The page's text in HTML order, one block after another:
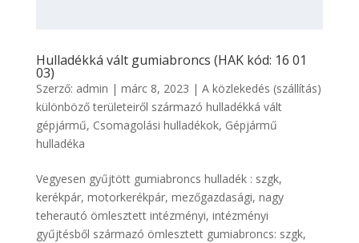
Hulladékká vált gumiabroncs (HAK kód: 16 01
03)
Szerző: admin | márc 8, 2023 | A közlekedés (szállítás)
különböző területeiről származó hulladékká vált
gépjármű, Csomagolási hulladékok, Gépjármű
hulladéka
Vegyesen gyűjtött gumiabroncs hulladék : szgk,
kerékpár, motorkerékpár, mezőgazdasági, nagy
teherautó ömlesztett intézményi, intézményi
gyűjtésből származó ömlesztett gumiabroncs: szgk,